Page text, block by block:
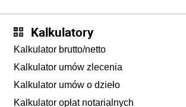
Kalkulatory
Kalkulator brutto/netto
Kalkulator umów zlecenia
Kalkulator umów o dzieło
Kalkulator opłat notarialnych